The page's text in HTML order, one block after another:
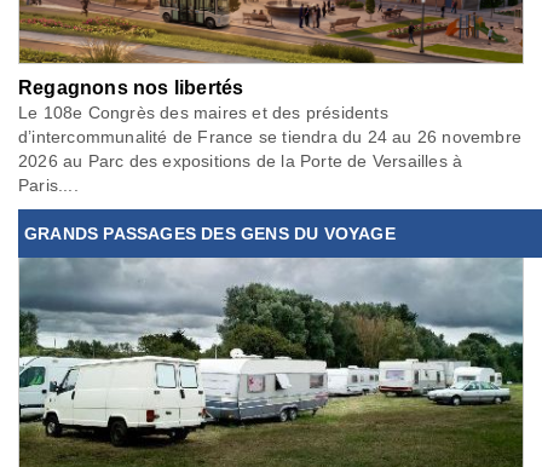
Regagnons nos libertés
Le 108e Congrès des maires et des présidents
d’intercommunalité de France se tiendra du 24 au 26 novembre
2026 au Parc des expositions de la Porte de Versailles à
Paris....
GRANDS PASSAGES DES GENS DU VOYAGE